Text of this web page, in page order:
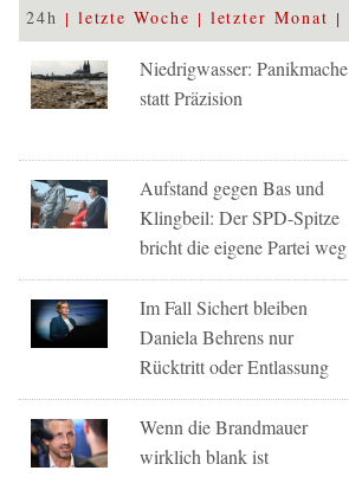
24h letzte Woche letzter Monat
Niedrigwasser: Panikmache
statt Präzision
Aufstand gegen Bas und
Klingbeil: Der SPD-Spitze
bricht die eigene Partei weg
Im Fall Sichert bleiben
Daniela Behrens nur
Rücktritt oder Entlassung
Wenn die Brandmauer
wirklich blank ist